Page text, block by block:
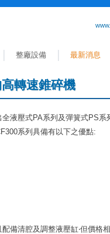
整廠設備 最新消息
轉速錐碎機
液壓式PA系列及彈簧式PS
系列具備有以下之優點:
備清腔及調整液壓缸‧但價格